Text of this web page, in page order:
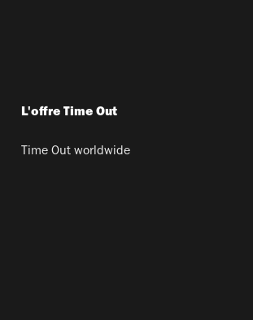
L'offre Time Out
Time Out worldwide